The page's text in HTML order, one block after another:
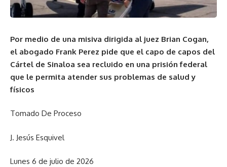
Por medio de una misiva dirigida al juez Brian Cogan,
el abogado Frank Perez pide que el capo de capos del
Cártel de Sinaloa sea recluido en una prisión federal
que le permita atender sus problemas de salud y
físicos
Tomado De Proceso
J. Jesús Esquivel
Lunes 6 de julio de 2026